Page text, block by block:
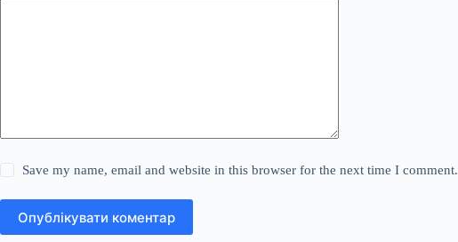
Save my name, email and website in this browser for the next time I comment.
Опублікувати коментар